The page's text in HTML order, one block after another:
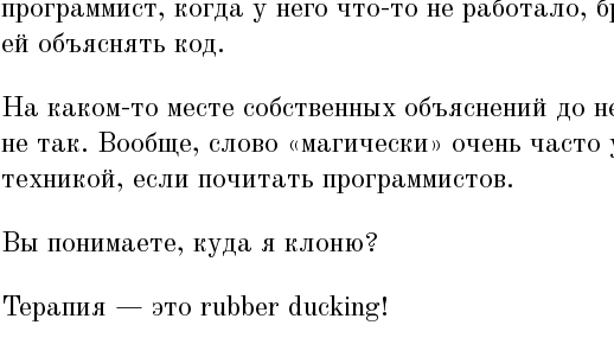
программист, когда у него что-то не работало,
ей объяснять код.
На каком-то месте собственных объяснений до
не так. Вообще, слово «магически» очень часто
техникой, если почитать программистов.
Вы понимаете, куда я клоню?
Терапия — это rubber ducking!